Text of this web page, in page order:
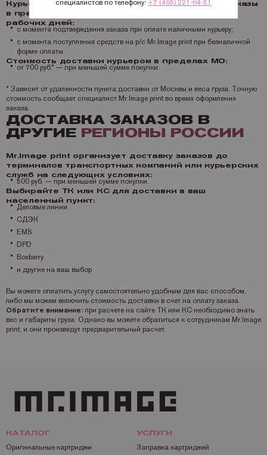
Курьерская служба Mr.Image print доставляет заказы
в пределах Московской области в течение 4
рабочих дней:
с момента подтверждения заказа при оплате наличными курьеру;
с момента поступления средств на р/с Mr.Image print при безналичной
форме оплаты.
Стоимость доставки курьером в пределах МО:
от 700 руб.* — при меньшей сумме покупки.
* Зависит от удаленности пункта доставки от Москвы и веса груза. Точную
стоимость сообщает специалист Mr.Image print во время оформления
заказа.
ДОСТАВКА ЗАКАЗОВ В
ДРУГИЕ РЕГИОНЫ РОССИИ
Mr.Image print организует доставку заказов до
терминалов транспортных компаний или курьерских
служб на следующих условиях:
500 руб. — при меньшей сумме покупки.
Выбирайте ТК или КС для доставки в ваш
населенный пункт:
Деловые линии
СДЭК
EMS
DPD
Boxberry
и другие на ваш выбор
Вы можете оплатить услугу самостоятельно удобным для вас способом,
либо мы можем включить стоимость доставки в счет на оплату заказа.
Обратите внимание: при расчете на сайте ТК или КС необходимо знать
вес и габариты груза. Однако вы можете обратиться к сотрудникам Mr.Image
print, и они произведут предварительный расчет.
КАТАЛОГ
Оригинальные картриджи
УСЛУГИ
Заправка картриджей
специалистов по телефону: +7 (495) 221-64-51